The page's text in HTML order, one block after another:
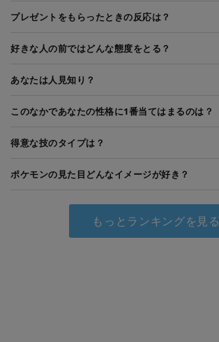
プレゼントをもらったときの反応は？
好きな人の前ではどんな態度をとる？
あなたは人見知り？
このなかであなたの性格に1番当てはまるのは？
得意な技のタイプは？
ポケモンの見た目どんなイメージが好き？
もっとランキングを見る